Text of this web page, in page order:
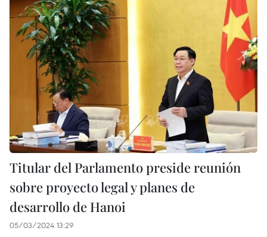
Titular del Parlamento preside reunión
sobre proyecto legal y planes de
desarrollo de Hanoi
05/03/2024 13:29